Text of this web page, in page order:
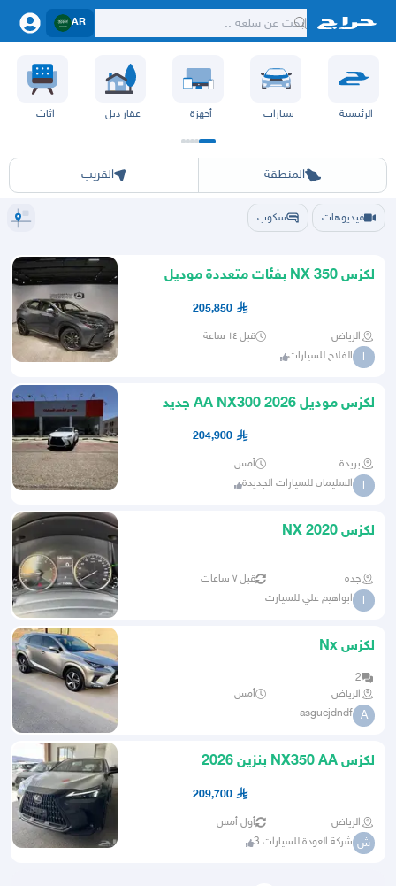
AR
الرئيسية سيارات أجهزة عقار ديل اثاث
المنطقة
الرياض جده القصيم الباحة
القريب
فيديوهات سكوب
لكزس NX 350 بفئات متعددة موديل
205,850
الرياض قبل ١٤ ساعة
ا الفلاح للسيارات
لكزس موديل 2026 AA NX300 جديد
204,900
بريدة أمس
ا السليمان للسيارات الجديدة
لكزس NX 2020
جده قبل ٧ ساعات
ا ابواهيم علي للسيارت
لكزس Nx
2
الرياض
أمس
A
asguejdndf
لكزس NX350 AA بنزين 2026
209,700
الرياض أول أمس
ش شركة العودة للسيارات 3